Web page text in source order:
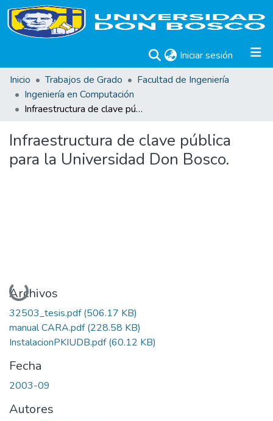
Iniciar sesión (current)
Inicio
Trabajos de Grado
Facultad de Ingeniería
Ingeniería en Computación
Infraestructura de clave pública para la Universidad Don Bosco.
Infraestructura de clave pública
para la Universidad Don Bosco.
Cargando...
Archivos
32503_tesis.pdf(506.17 KB)
manual CARA.pdf(228.58 KB)
InstalacionPKIUDB.pdf(60.12 KB)
Fecha
2003-09
Autores